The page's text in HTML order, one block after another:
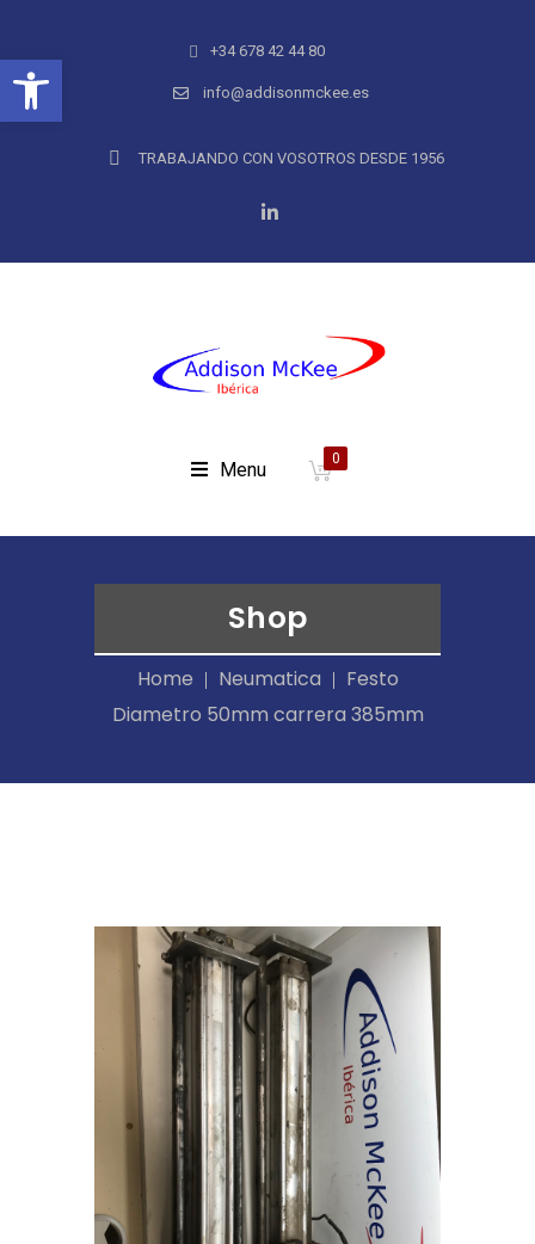
Abrir barra de herramientas+34 678 42 44 80
info@addisonmckee.es
TRABAJANDO CON VOSOTROS DESDE 1956
Menu 0
Shop
Home Neumatica
Festo
Diametro 50mm carrera 385mm